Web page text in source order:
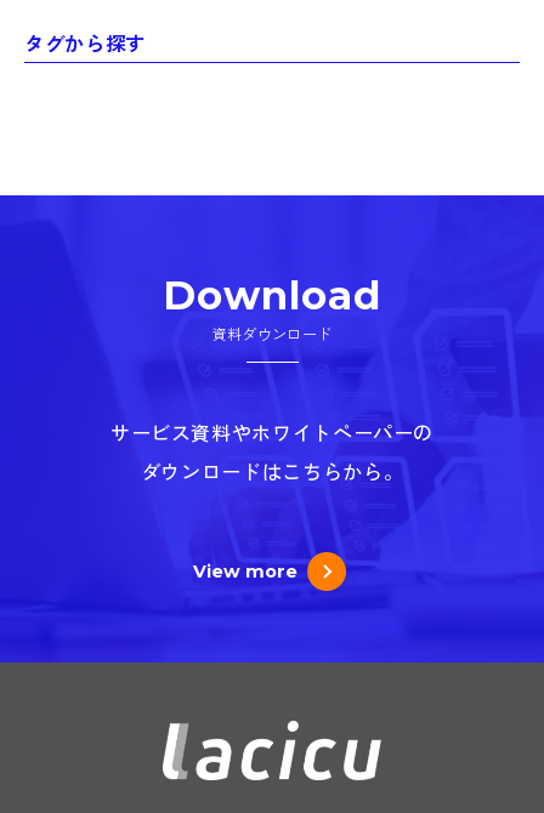
タグから探す
Download
資料ダウンロード
サービス資料やホワイトペーパーの
ダウンロードはこちらから。
View more